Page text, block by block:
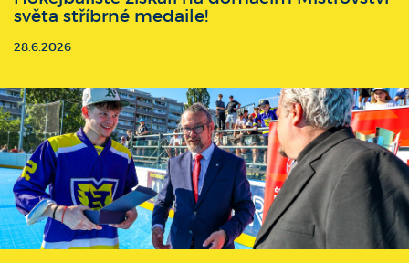
světa stříbrné medaile!
28.6.2026